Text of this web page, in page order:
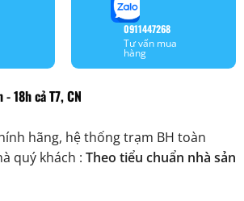
0911447268
Tư vấn mua
hàng
18h cả T7, CN
hãng, hệ thống trạm BH toàn
quý khách : Theo tiểu chuẩn nhà sản